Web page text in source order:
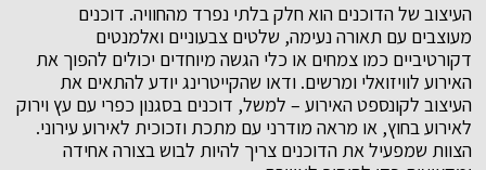
העיצוב של הדוכנים הוא חלק בלתי נפרד מהחוויה. דוכנים
מעוצבים עם תאורה נעימה, שלטים צבעוניים ואלמנטים
דקורטיביים כמו צמחים או כלי הגשה מיוחדים יכולים להפוך את
האירוע לוויזואלי ומרשים. ודאו שהקייטרינג יודע להתאים את
העיצוב לקונספט האירוע – למשל, דוכנים בסגנון כפרי עם עץ וירוק
לאירוע בחוץ, או מראה מודרני עם מתכת וזכוכית לאירוע עירוני.
הצוות שמפעיל את הדוכנים צריך להיות לבוש בצורה אחידה